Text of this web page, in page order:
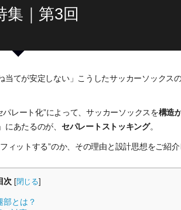
｜第3回
当てが安定しない」こうしたサッカーソックス
レート化”によって、サッカーソックスを構造
あたるのが、 セパレートストッキング。
ィットする”のか、その理由と設計思想をご紹介
次 [閉じる]
とは？